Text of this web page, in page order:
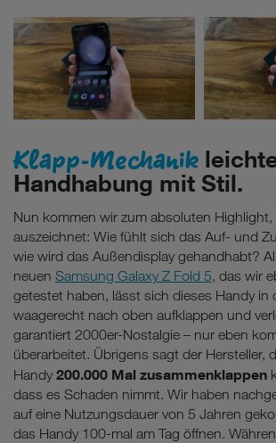
Klapp-Mechanik
Handhabung mit Stil.
Nun kommen wir zum absoluten Highlight,
auszeichnet: Wie fühlt sich das Auf- und
wie wird das Außendisplay gehandhabt?
neuen Samsung Galaxy Z Fold 5, das wir
getestet haben, lässt sich dieses Handy in
waagerecht nach oben aufklappen und
garantiert 2000er-Nostalgie – nur eben
überarbeitet. Übrigens sagt der Hersteller,
Handy 200.000 Mal zusammenklappen
dass es Schaden nimmt. Wir haben
auf eine Nutzungsdauer von 5 Jahren
das Handy 100-mal am Tag öffnen.